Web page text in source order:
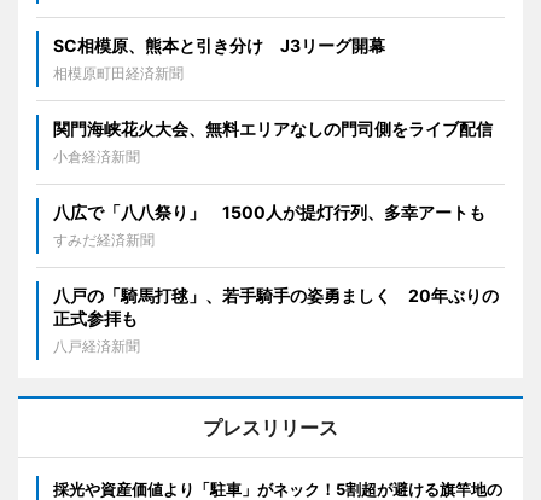
SC相模原、熊本と引き分け J3リーグ開幕
相模原町田経済新聞
関門海峡花火大会、無料エリアなしの門司側をライブ配信
小倉経済新聞
八広で「八八祭り」 1500人が提灯行列、多幸アートも
すみだ経済新聞
八戸の「騎馬打毬」、若手騎手の姿勇ましく 20年ぶりの
正式参拝も
八戸経済新聞
プレスリリース
採光や資産価値より「駐車」がネック！5割超が避ける旗竿地の